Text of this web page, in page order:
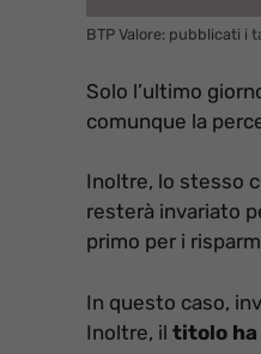
BTP Valore: pubblicati i
Solo l’ultimo
comunque la
Inoltre, lo stesso
resterà invariato
primo per i
In questo caso,
Inoltre, il titolo